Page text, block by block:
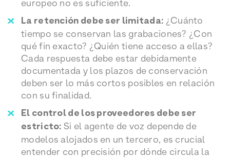
europeo no es suficiente.
La retención debe ser limitada: ¿Cuánto
tiempo se conservan las grabaciones? ¿Con
qué fin exacto? ¿Quién tiene acceso a ellas?
Cada respuesta debe estar debidamente
documentada y los plazos de conservación
deben ser lo más cortos posibles en relación
con su finalidad.
El control de los proveedores debe ser
estricto: Si el agente de voz depende de
modelos alojados en un tercero, es crucial
entender con precisión por dónde circula la